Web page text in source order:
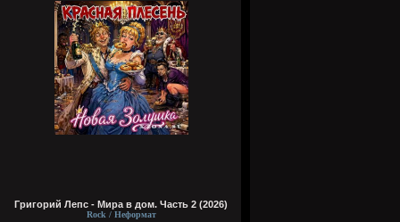
Григорий Лепс - Мира в дом. Часть 2 (2026)
Rock / Неформат